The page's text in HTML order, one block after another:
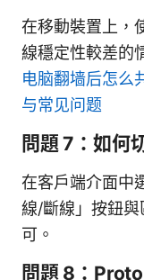
在移動裝置上，
線穩定性較差的
电脑翻墙后怎么
与常见问题
問題 7：如何
在客戶端介面中
線/斷線」按鈕
可。
問題 8：